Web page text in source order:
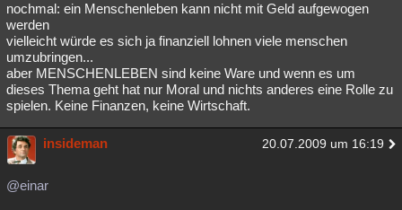
nochmal: ein Menschenleben kann nicht mit Geld aufgewogen
werden
vielleicht würde es sich ja finanziell lohnen viele menschen
umzubringen...
aber MENSCHENLEBEN sind keine Ware und wenn es um
dieses Thema geht hat nur Moral und nichts anderes eine Rolle zu
spielen. Keine Finanzen, keine Wirtschaft.
insideman 20.07.2009 um 16:19
@einar